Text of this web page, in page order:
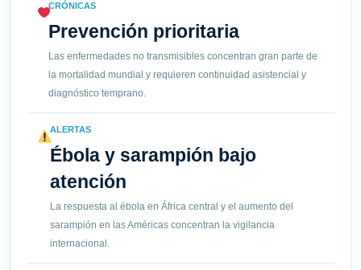
CRÓNICAS
Prevención prioritaria
Las enfermedades no transmisibles concentran gran parte de
la mortalidad mundial y requieren continuidad asistencial y
diagnóstico temprano.
ALERTAS
Ébola y sarampión bajo
atención
La respuesta al ébola en África central y el aumento del
sarampión en las Américas concentran la vigilancia
internacional.